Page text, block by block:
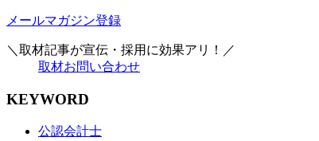
メールマガジン登録
＼取材記事が宣伝・採用に効果アリ！／
取材お問い合わせ
KEYWORD
公認会計士